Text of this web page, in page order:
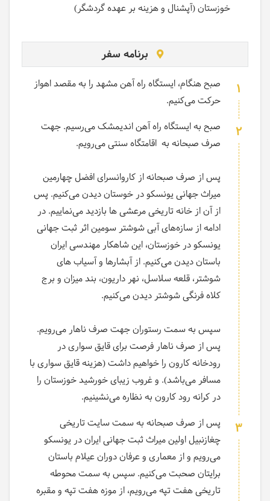
خوزستان (آپشنال و هزینه بر عهده گردشگر)
برنامه سفر
1
صبح هنگام، ایستگاه راه آهن مشهد را به مقصد اهواز
حرکت می‌کنیم.
2
صبح به ایستگاه راه آهن اندیمشک می‌رسیم. جهت
صرف صبحانه به اقامتگاه سنتی می‌رویم.
پس از صرف صبحانه از کاروانسرای افضل چهارمین
میراث جهانی یونسکو در خوستان دیدن می‌کنیم. پس
از آن از خانه تاریخی مرعشی ها بازدید می‌نماییم. در
ادامه از سازه‌های آبی شوشتر سومین اثر ثبت جهانی
یونسکو در خوزستان، این شاهکار مهندسی ایران
باستان دیدن می‌کنیم. از آبشارها و آسیاب های
شوشتر، قلعه سلاسل، نهر داریون، بند میزان و برج
کلاه فرنگی شوشتر دیدن می‌کنیم.
سپس به سمت رستوران جهت صرف ناهار می‌رویم.
پس از صرف ناهار فرصت برای قایق سواری در
رودخانه کارون را خواهیم داشت (هزینه قایق سواری با
مسافر می‌باشد). و غروب زیبای خورشید خوزستان را
در کرانه رود کارون به نظاره می‌نشینیم.
3
پس از صرف صبحانه به سمت سایت تاریخی
چغازنبیل اولین میراث ثبت جهانی ایران در یونسکو
می‌رویم و از معماری و عرفان دوران عیلام باستان
برایتان صحبت می‌کنیم. سپس به سمت محوطه
تاریخی هفت تپه می‌رویم، از موزه هفت تپه و مقبره